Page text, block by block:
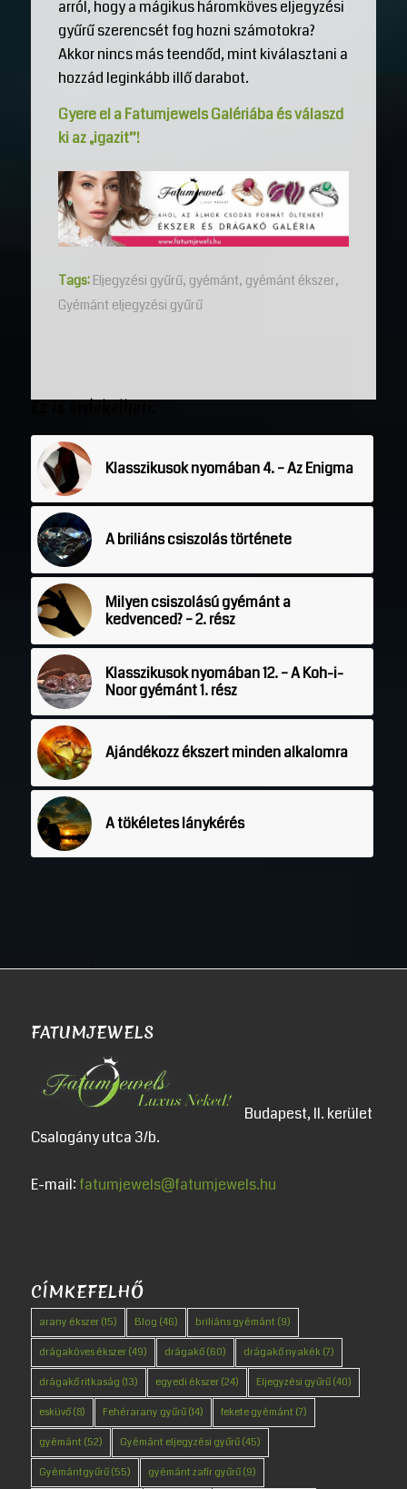
arról, hogy a mágikus háromköves eljegyzési
gyűrű szerencsét fog hozni számotokra?
Akkor nincs más teendőd, mint kiválasztani a
hozzád leginkább illő darabot.
Gyere el a Fatumjewels Galériába és válaszd
ki az „igazit”!
Tags: Eljegyzési gyűrű, gyémánt, gyémánt ékszer,
Gyémánt eljegyzési gyűrű
Klasszikusok nyomában 4. – Az Enigma
A briliáns csiszolás története
Milyen csiszolású gyémánt a
kedvenced? – 2. rész
Klasszikusok nyomában 12. – A Koh-i-
Noor gyémánt 1. rész
Ajándékozz ékszert minden alkalomra
A tökéletes lánykérés
FATUMJEWELS
Budapest, II. kerület
Csalogány utca 3/b.
E-mail: fatumjewels@fatumjewels.hu
CÍMKEFELHŐ
arany ékszer(15) Blog (46) briliáns gyémánt (9)
drágaköves ékszer(49) drágakő(60) drágakő nyakék(7)
drágakő ritkaság (13) egyedi ékszer(24) Eljegyzési gyűrű(40)
esküvő(8) Fehérarany gyűrű(14) fekete gyémánt (7)
gyémánt (52) Gyémánt eljegyzési gyűrű(45)
Gyémántgyűrű(55) gyémánt zafír gyűrű(9)